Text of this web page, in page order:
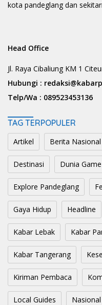
kota pandeglang dan
Head Office
Jl. Raya Cibaliung KM 1
Hubungi :
Telp/Wa : 089523453136
TAG TERPOPULER
Artikel Berita Nasional
Destinasi Dunia Game
Explore Pandeglang
Gaya Hidup Headline
Kabar Lebak Kabar
Kabar Tangerang
Kiriman Pembaca
Local Guides Nasional